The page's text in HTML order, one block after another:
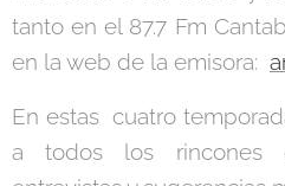
tanto en el 87.7 Fm
en la web de la emisora:
En estas cuatro
a todos los rincones